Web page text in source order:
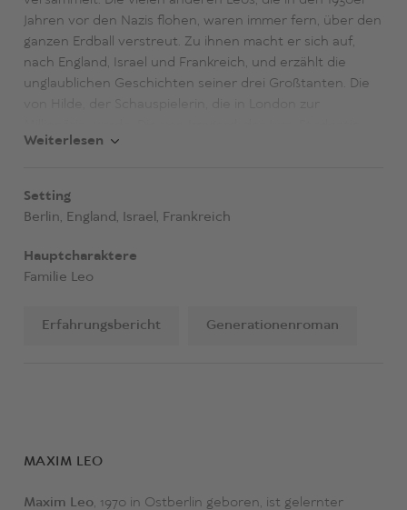
Jahren vor den Nazis flohen, waren immer fern, über den
ganzen Erdball verstreut. Zu ihnen macht er sich auf,
nach England, Israel und Frankreich, und erzählt die
unglaublichen Geschichten seiner drei Großtanten. Die
die einen Kibbuz auf den Golanhöhen gründete. Die von
überlebte. Und die ihrer Kinder und Enkelkinder, die jetzt
nach Berlin zurückkehren, in die verlorene Heimat ihrer
Familie findet Maxim Leo eine Zusammengehörigkeit, die
keine Grenzen kennt. Eine wahre, mitreißende
Weiterlesen
Setting
Berlin, England, Israel, Frankreich
Hauptcharaktere
Familie Leo
Erfahrungsbericht Generationenroman
MAXIM LEO
Maxim Leo, 1970 in Ostberlin geboren, ist gelernter